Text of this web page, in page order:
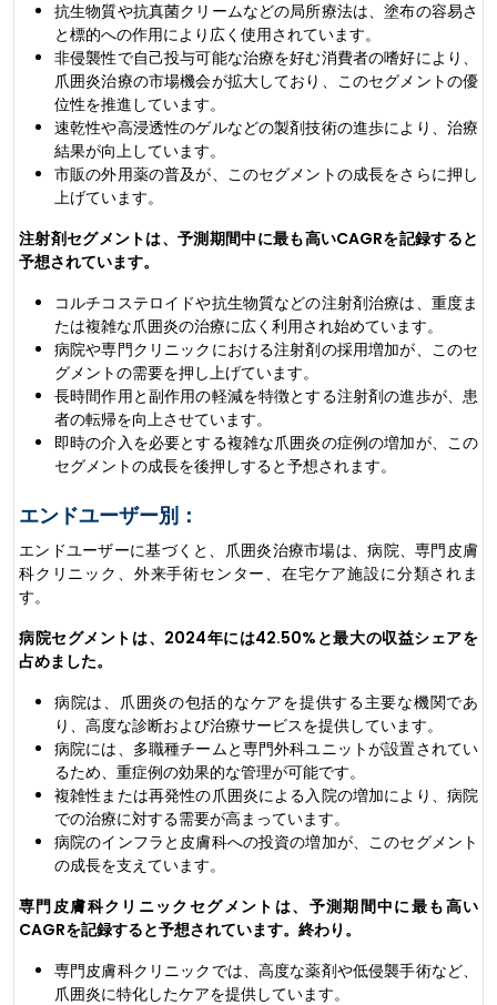
抗生物質や抗真菌クリームなどの局所療法は、塗布の容易さ
と標的への作用により広く使用されています。
非侵襲性で自己投与可能な治療を好む消費者の嗜好により、
爪囲炎治療の市場機会が拡大しており、このセグメントの優
位性を推進しています。
速乾性や高浸透性のゲルなどの製剤技術の進歩により、治療
結果が向上しています。
市販の外用薬の普及が、このセグメントの成長をさらに押し
上げています。
注射剤セグメントは、予測期間中に最も高いCAGRを記録すると
予想されています。
コルチコステロイドや抗生物質などの注射剤治療は、重度ま
たは複雑な爪囲炎の治療に広く利用され始めています。
病院や専門クリニックにおける注射剤の採用増加が、このセ
グメントの需要を押し上げています。
長時間作用と副作用の軽減を特徴とする注射剤の進歩が、患
者の転帰を向上させています。
即時の介入を必要とする複雑な爪囲炎の症例の増加が、この
セグメントの成長を後押しすると予想されます。
エンドユーザー別：
エンドユーザーに基づくと、爪囲炎治療市場は、病院、専門皮膚
科クリニック、外来手術センター、在宅ケア施設に分類されま
す。
病院セグメントは、2024年には42.50%と最大の収益シェアを
占めました。
病院は、爪囲炎の包括的なケアを提供する主要な機関であ
り、高度な診断および治療サービスを提供しています。
病院には、多職種チームと専門外科ユニットが設置されてい
るため、重症例の効果的な管理が可能です。
複雑性または再発性の爪囲炎による入院の増加により、病院
での治療に対する需要が高まっています。
病院のインフラと皮膚科への投資の増加が、このセグメント
の成長を支えています。
専門皮膚科クリニックセグメントは、予測期間中に最も高い
CAGRを記録すると予想されています。終わり。
専門皮膚科クリニックでは、高度な薬剤や低侵襲手術など、
爪囲炎に特化したケアを提供しています。